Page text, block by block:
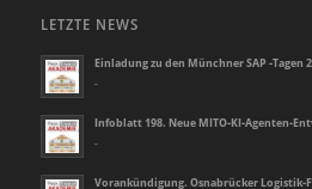
LETZTE NEWS
Einladung zu den Münchner SAP -Tagen
-
Infoblatt 198. Neue MITO-KI-Agenten-
-
Vorankündigung. Osnabrücker Logistik-